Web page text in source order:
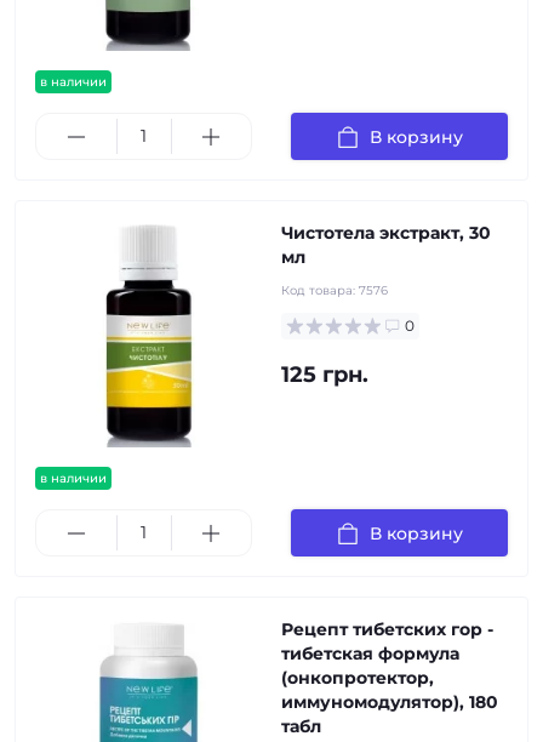
в наличии
В корзину
в наличии
Чистотела экстракт, 30
мл
Код товара: 7576
0
125 грн.
В корзину
Рецепт тибетских гор -
тибетская формула
(онкопротектор,
иммуномодулятор), 180
табл